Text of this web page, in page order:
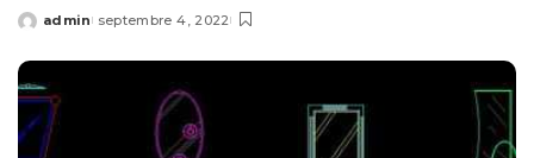
Posted
admin septembre 4, 2022